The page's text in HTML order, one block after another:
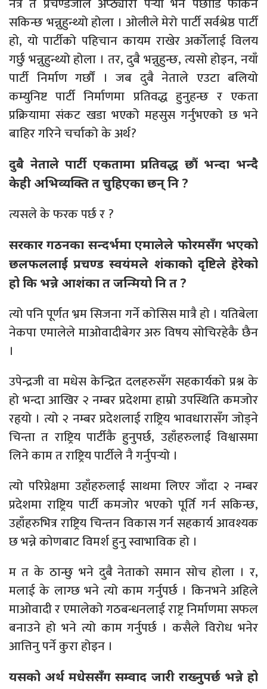
सकिन्छ भन्नुहुन्थ्यो होला । ओलीले मेरो पार्टी सर्वश्रेष्ठ पार्टी
हो, यो पार्टीको पहिचान कायम राखेर अर्कोलाई विलय
गर्छु भन्नुहुन्थ्यो होला । तर, दुबै भन्नुहुन्छ, त्यसो होइन, नयाँ
पार्टी निर्माण गर्छौं । जब दुबै नेताले एउटा बलियो
कम्युनिष्ट पार्टी निर्माणमा प्रतिवद्ध हुनुहन्छ र एकता
प्रक्रियामा संकट खडा भएको महसुस गर्नुभएको छ भने
बाहिर गरिने चर्चाको के अर्थ?
दुबै नेताले पार्टी एकतामा प्रतिवद्ध छौं भन्दा भन्दै
केही अभिव्यक्ति त चुहिएका छन् नि ?
त्यसले के फरक पर्छ र ?
सरकार गठनका सन्दर्भमा एमालेले फोरमसँग भएको
छलफललाई प्रचण्ड स्वयंमले शंकाको दृष्टिले हेरेको
हो कि भन्ने आशंका त जन्मियो नि त ?
त्यो पनि पूर्णत भ्रम सिजना गर्ने कोसिस मात्रै हो । यतिबेला
नेकपा एमालेले माओवादीबेगर अरु विषय सोचिरहेकै छैन
।
उपेन्द्रजी वा मधेस केन्द्रित दलहरुसँग सहकार्यको प्रश्न के
हो भन्दा आखिर २ नम्बर प्रदेशमा हाम्रो उपस्थिति कमजोर
रहृयो । त्यो २ नम्बर प्रदेशलाई राष्ट्रिय भावधारासँग जोड्ने
चिन्ता त राष्ट्रिय पार्टीकै हुनुपर्छ, उहाँहरुलाई विश्वासमा
लिने काम त राष्ट्रिय पार्टीले नै गर्नुपर्‍यो ।
त्यो परिप्रेक्षमा उहाँहरुलाई साथमा लिएर जाँदा २ नम्बर
प्रदेशमा राष्ट्रिय पार्टी कमजोर भएको पूर्ति गर्न सकिन्छ,
उहाँहरुभित्र राष्ट्रिय चिन्तन विकास गर्न सहकार्य आवश्यक
छ भन्ने कोणबाट विमर्श हुनु स्वाभाविक हो ।
म त के ठान्छु भने दुबै नेताको समान सोच होला । र,
मलाई के लाग्छ भने त्यो काम गर्नुपर्छ । किनभने अहिले
माओवादी र एमालेको गठबन्धनलाई राष्ट्र निर्माणमा सफल
बनाउने हो भने त्यो काम गर्नुपर्छ । कसैले विरोध भनेर
आत्तिनु पर्ने कुरा होइन ।
यसको अर्थ मधेससँग सम्वाद जारी राख्नुपर्छ भन्ने हो